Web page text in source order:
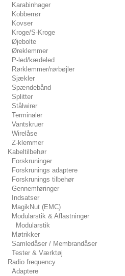
Karabinhager
Kobberrør
Kovser
Kroge/S-Kroge
Øjebolte
Øreklemmer
P-led/kædeled
Rørklemmer/rørbøjler
Sjækler
Spændebånd
Splitter
Stålwirer
Terminaler
Vantskruer
Wirelåse
Z-klemmer
Kabeltilbehør
Forskruninger
Forskrunings adaptere
Forskrunings tilbehør
Gennemføringer
Indsatser
MagikNut (EMC)
Modularstik & Aflastninger
Modularstik
Møtrikker
Samledåser / Membrandåser
Tester & Værktøj
Radio frequency
Adaptere